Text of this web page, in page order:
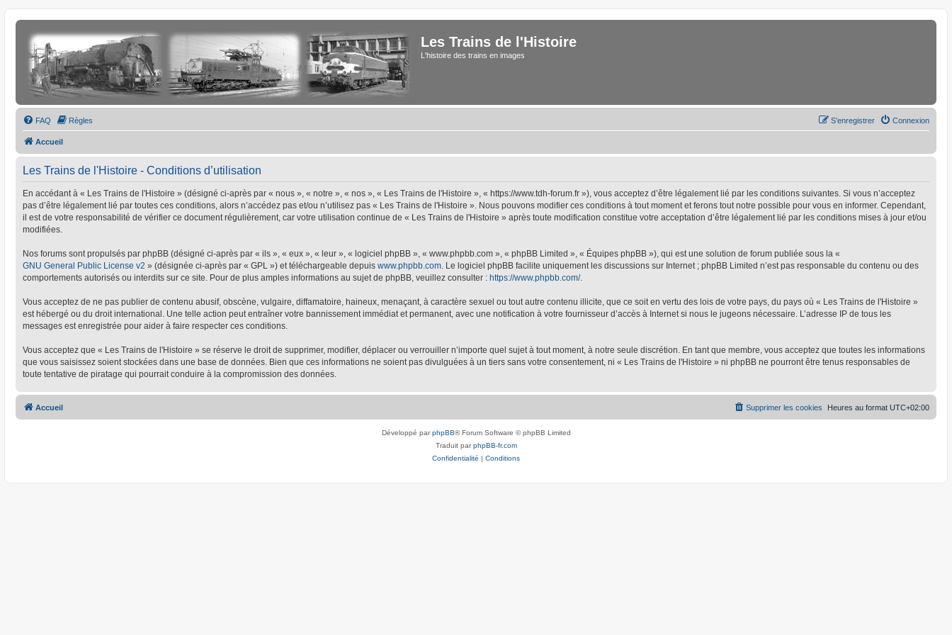
Les Trains de l'Histoire
L'histoire des trains en images
FAQ Règles Connexion
S’enregistrer
Accueil
Les Trains de l'Histoire - Conditions d’utilisation
En accédant à « Les Trains de l'Histoire » (désigné ci-après par « nous », « notre », « nos », « Les Trains de l'Histoire », « https://www.tdh-forum.fr »), vous acceptez d’être légalement lié par les conditions suivantes. Si vous n’acceptez
pas d’être légalement lié par toutes ces conditions, alors n’accédez pas et/ou n’utilisez pas « Les Trains de l'Histoire ». Nous pouvons modifier ces conditions à tout moment et ferons tout notre possible pour vous en informer. Cependant,
il est de votre responsabilité de vérifier ce document régulièrement, car votre utilisation continue de « Les Trains de l'Histoire » après toute modification constitue votre acceptation d’être légalement lié par les conditions mises à jour et/ou
modifiées.
Nos forums sont propulsés par phpBB (désigné ci-après par « ils », « eux », « leur », « logiciel phpBB », « www.phpbb.com », « phpBB Limited », « Équipes phpBB »), qui est une solution de forum publiée sous la «
GNU General Public License v2 » (désignée ci-après par « GPL ») et téléchargeable depuis www.phpbb.com. Le logiciel phpBB facilite uniquement les discussions sur Internet ; phpBB Limited n’est pas responsable du contenu ou des
comportements autorisés ou interdits sur ce site. Pour de plus amples informations au sujet de phpBB, veuillez consulter : https://www.phpbb.com/.
Vous acceptez de ne pas publier de contenu abusif, obscène, vulgaire, diffamatoire, haineux, menaçant, à caractère sexuel ou tout autre contenu illicite, que ce soit en vertu des lois de votre pays, du pays où « Les Trains de l'Histoire »
est hébergé ou du droit international. Une telle action peut entraîner votre bannissement immédiat et permanent, avec une notification à votre fournisseur d’accès à Internet si nous le jugeons nécessaire. L’adresse IP de tous les
messages est enregistrée pour aider à faire respecter ces conditions.
Vous acceptez que « Les Trains de l'Histoire » se réserve le droit de supprimer, modifier, déplacer ou verrouiller n’importe quel sujet à tout moment, à notre seule discrétion. En tant que membre, vous acceptez que toutes les informations
que vous saisissez soient stockées dans une base de données. Bien que ces informations ne soient pas divulguées à un tiers sans votre consentement, ni « Les Trains de l'Histoire » ni phpBB ne pourront être tenus responsables de
toute tentative de piratage qui pourrait conduire à la compromission des données.
Accueil Heures au format UTC+02:00
Supprimer les cookies
Développé parphpBB® Forum Software © phpBB Limited
Traduit parphpBB-fr.com
Confidentialité | Conditions